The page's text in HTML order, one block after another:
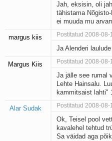
Jah, eksisin, oli
tähistama
ei muuda mu
margus kiis Postitatud 2008-
Ja Alenderi
Margus Kiis Postitatud 2008-
Ja jälle see rumal
Lehte Hainsalu.
kammitsaist lahti"
Alar Sudak Postitatud 2008-
Ok, Teisel pool
kavalehel tehtud
Sa väidad aga